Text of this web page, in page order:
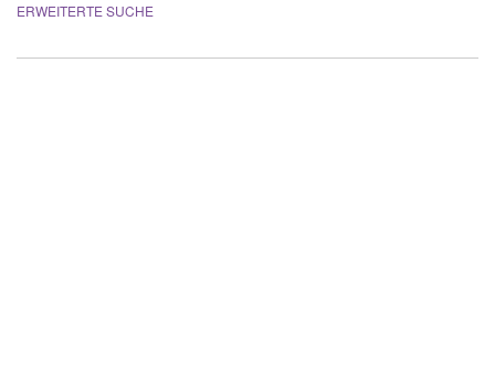
ERWEITERTE SUCHE